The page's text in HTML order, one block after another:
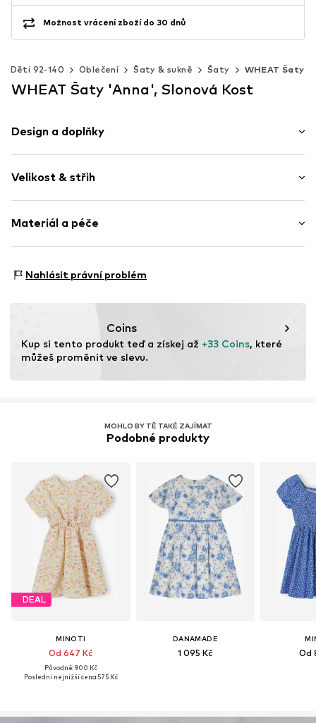
Možnost vrácení zboží do 30 dnů
Děti 92-140 Oblečení Šaty & sukně Šaty WHEAT Šaty
WHEAT Šaty 'Anna', Slonová Kost
Design a doplňky
Bavlna
Kulatý výstřih
Nařásněné
Nášivka/visačka s logem
Velikost & střih
Délka: 7/8 délka
Střih: Volný střih
Materiál a péče
Země původu: Bangladéš
Nahlásit právní problém
Coins
Kup si tento produkt teď a získej až +33 Coins, které
můžeš proměnit ve slevu.
MOHLO BY TĚ TAKÉ ZAJÍMAT
Podobné produkty
DEAL
MINOTI
Od 647 Kč
Původně: 900 Kč
Poslední nejnižší cena:575 Kč
DANAMADE
1 095 Kč Od